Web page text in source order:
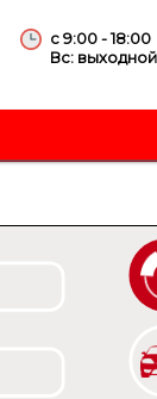
с 9:00 - 18:00
Вс: выходной